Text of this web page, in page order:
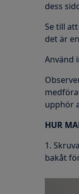
dess
Se till
det är
Använd
upphör
HUR
1.
bakåt